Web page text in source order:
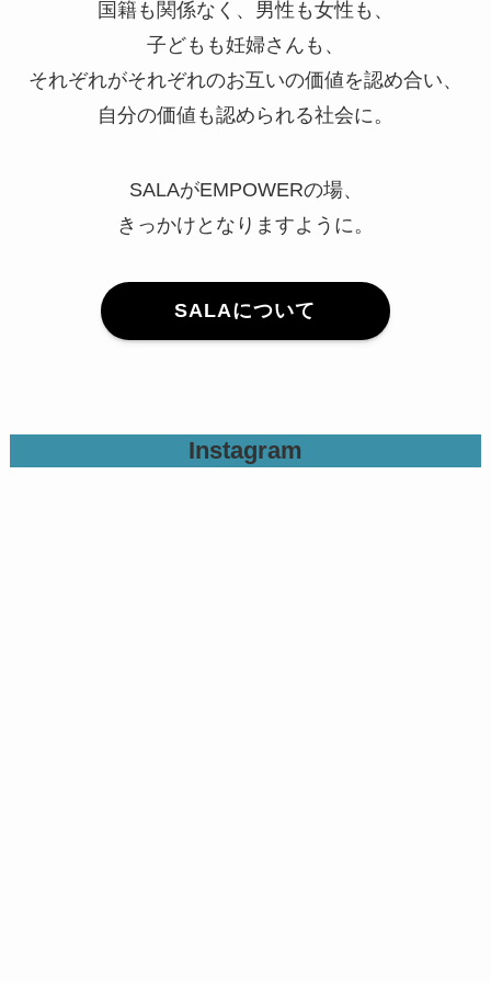
国籍も関係なく、男性も女性も、
子どもも妊婦さんも、
それぞれがそれぞれのお互いの価値を認め合い、
自分の価値も認められる社会に。
SALAがEMPOWERの場、
きっかけとなりますように。
SALAについて
Instagram